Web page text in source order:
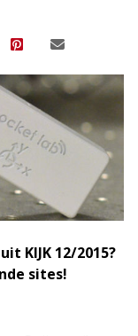
KIJK 12/2015?
sites!